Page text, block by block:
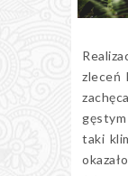
zleceń
taki